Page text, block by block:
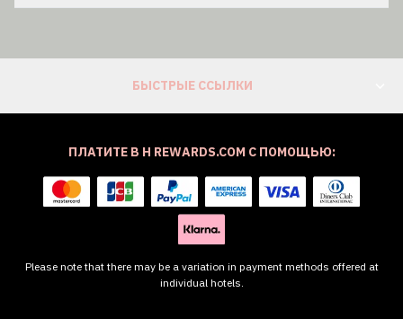
БЫСТРЫЕ ССЫЛКИ
ПЛАТИТЕ В H REWARDS.COM С ПОМОЩЬЮ:
Please note that there may be a variation in payment methods offered at
individual hotels.